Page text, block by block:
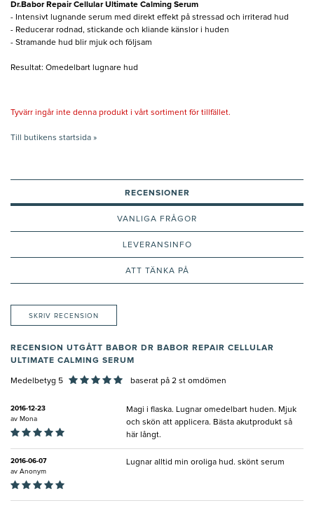
Dr.Babor Repair Cellular Ultimate Calming Serum
- Intensivt lugnande serum med direkt effekt på stressad och irriterad hud
- Reducerar rodnad, stickande och kliande känslor i huden
- Stramande hud blir mjuk och följsam
Resultat: Omedelbart lugnare hud
Tyvärr ingår inte denna produkt i vårt sortiment för tillfället.
Till butikens startsida »
RECENSIONER
VANLIGA FRÅGOR
LEVERANSINFO
ATT TÄNKA PÅ
SKRIV RECENSION
RECENSION UTGÅTT BABOR DR BABOR REPAIR CELLULAR
ULTIMATE CALMING SERUM
Medelbetyg 5 baserat på 2 st omdömen
2016-12-23
av Mona
Magi i flaska. Lugnar omedelbart huden. Mjuk
och skön att applicera. Bästa akutprodukt så
här långt.
2016-06-07
av Anonym
Lugnar alltid min oroliga hud. skönt serum